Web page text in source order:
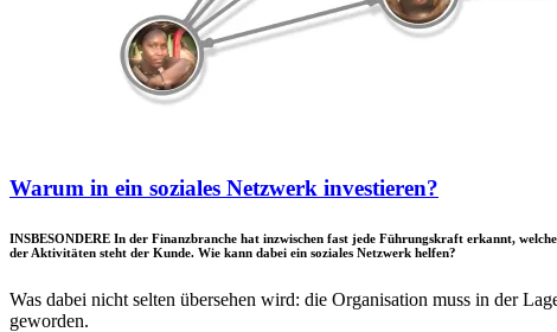
Warum in ein soziales Netzwerk investieren?
INSBESONDERE In der Finanzbranche hat inzwischen fast jede Führungskraft erkannt,
der Aktivitäten steht der Kunde. Wie kann dabei ein soziales Netzwerk helfen?
Was dabei nicht selten übersehen wird: die Organisation muss in der
geworden.